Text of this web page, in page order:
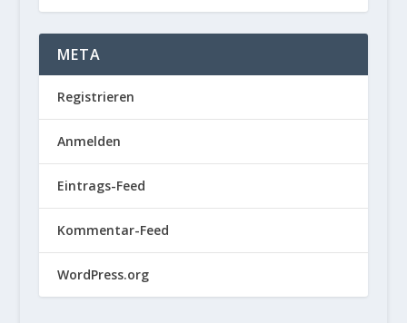
META
Registrieren
Anmelden
Eintrags-Feed
Kommentar-Feed
WordPress.org